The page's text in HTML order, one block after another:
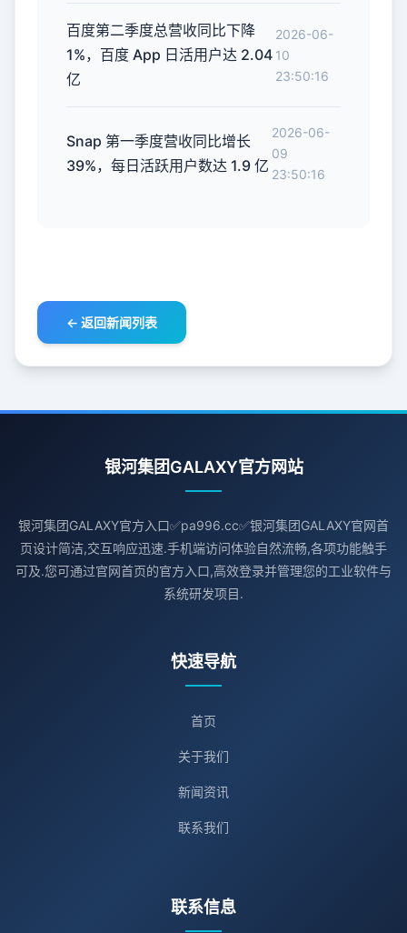
百度第二季度总营收同比下降
1%，百度 App 日活用户达 2.04
亿
2026-06-
10
23:50:16
Snap 第一季度营收同比增长
39%，每日活跃用户数达 1.9 亿
2026-06-
09
23:50:16
← 返回新闻列表
银河集团GALAXY官方网站
银河集团GALAXY官方入口✅pa996.cc✅银河集团GALAXY官网首
页设计简洁,交互响应迅速.手机端访问体验自然流畅,各项功能触手
可及.您可通过官网首页的官方入口,高效登录并管理您的工业软件与
系统研发项目.
快速导航
首页
关于我们
新闻资讯
联系我们
联系信息